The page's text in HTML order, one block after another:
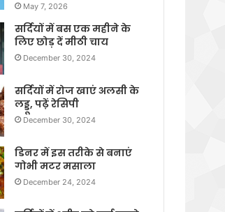
May 7, 2026
सर्दियों में बस एक महीने के
लिए छोड़ दें मीठी चाय
December 30, 2024
सर्दियों में रोज खाएं अलसी के
लड्डू, पढ़ें रेसिपी
December 30, 2024
डिनर में इस तरीके से बनाएं
गोभी मटर मसाला
December 24, 2024